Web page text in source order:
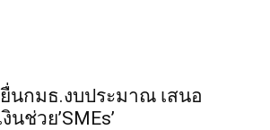
ยื่นกมธ.งบประมาณ เสนอ
นช่วย’SMEs’